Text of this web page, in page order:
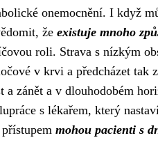
onemocnění. I když
že existuje mnoho
roli. Strava s nízkým
v krvi a předcházet tak
a zánět a v dlouhodobém
s lékařem, který
mohou pacienti s